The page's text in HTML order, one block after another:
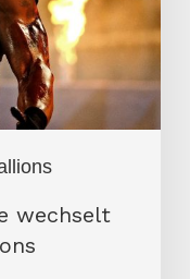
wechselt